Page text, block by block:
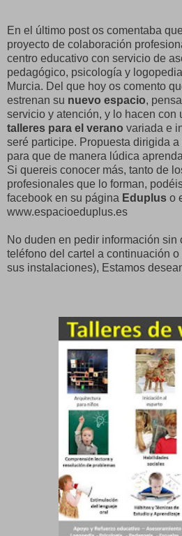
En el último post os comentaba
proyecto de colaboración
centro educativo con servicio de
pedagógico, psicología y
Murcia. Del que hoy os comento
estrenan su nuevo espacio,
servicio y atención, y lo hacen con
talleres para el verano variada e
seré participe. Propuesta dirigida
para que de manera lúdica
Si quereis conocer más, tanto de
profesionales que lo forman,
facebook en su página Eduplus o
www.espacioeduplus.es
No duden en pedir información sin
teléfono del cartel a continuación
sus instalaciones), Estamos